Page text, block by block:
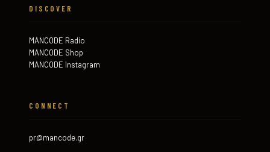
DISCOVER
MANCODE Radio
MANCODE Shop
MANCODE Instagram
CONNECT
pr@mancode.gr